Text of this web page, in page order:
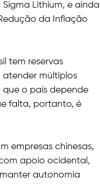
Lithium, e ainda
da Inflação
tem reservas
atender múltiplos
que o país depende
falta, portanto, é
empresas chinesas,
apoio ocidental,
autonomia